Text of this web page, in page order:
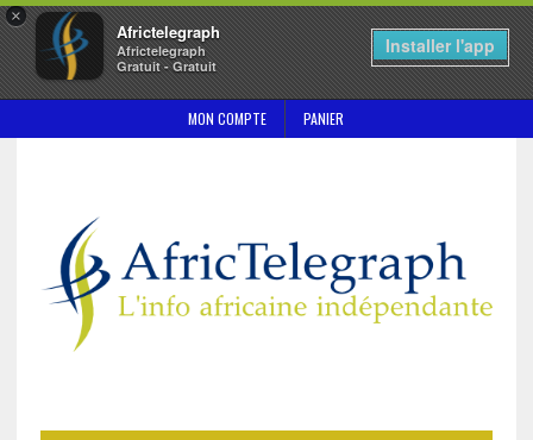
×
Africtelegraph
Africtelegraph
Gratuit - Gratuit
Installer l'app
MON COMPTE PANIER